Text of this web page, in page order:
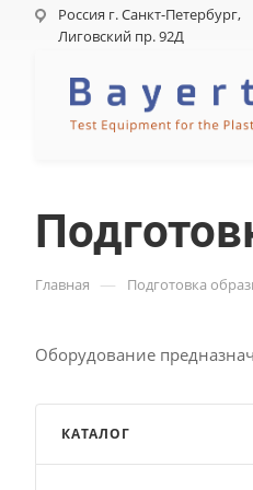
Россия г. Санкт-Петербург,
Лиговский пр. 92Д
Главная — Подготовка
Оборудование
КАТАЛОГ